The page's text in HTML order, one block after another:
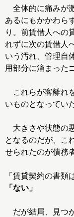
全体的に痛みが
あるにもかかわら
り。前賃借人への
れずに次の賃借人
いう汚れ、管理自
用部分に溜まった
これらが客離れ
いものとなってい
大きさや状態の
となるのだが、こ
せられたのが債務
「ない」
だが結局、見つか